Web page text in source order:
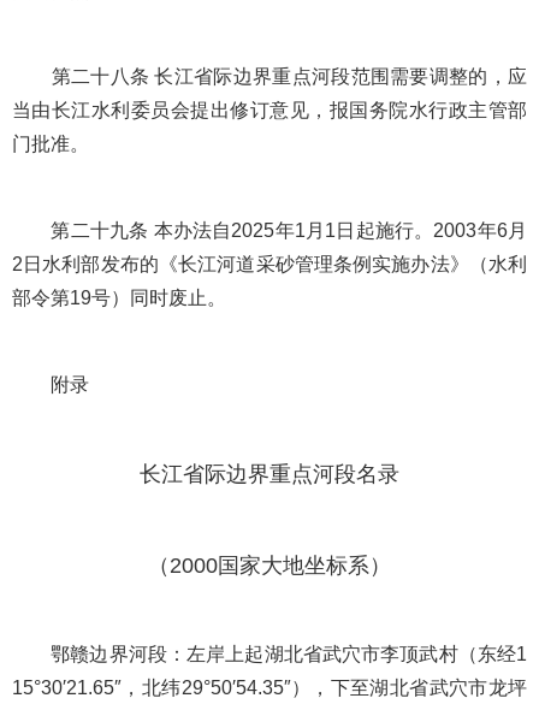
第二十八条 长江省际边界重点河段范围需要调整的，应
当由长江水利委员会提出修订意见，报国务院水行政主管部
门批准。
第二十九条 本办法自2025年1月1日起施行。2003年6月
2日水利部发布的《长江河道采砂管理条例实施办法》（水利
部令第19号）同时废止。
附录
长江省际边界重点河段名录
（2000国家大地坐标系）
鄂赣边界河段：左岸上起湖北省武穴市李顶武村（东经1
15°30′21.65″，北纬29°50′54.35″），下至湖北省武穴市龙坪